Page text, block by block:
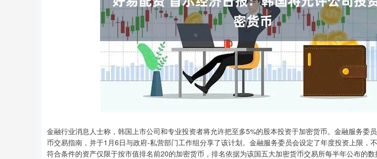
金融行业消息人士称，韩国上市公司和专业投资者将允许把至多5%的股本投资于加密货币。金融服务委
币交易指南，并于1月6日与政府-私营部门工作组分享了该计划。金融服务委员会设定了年度投资上限，
符合条件的资产仅限于按市值排名前20的加密货币，排名依据为该国五大加密货币交易所每半年公布的数